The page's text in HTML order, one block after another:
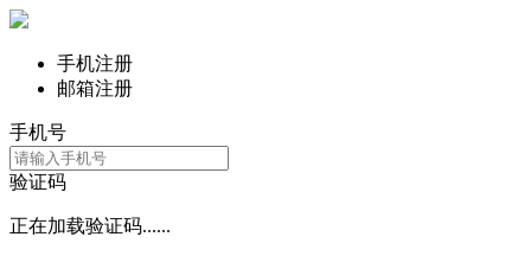
手机注册
邮箱注册
手机号
验证码
正在加载验证码......